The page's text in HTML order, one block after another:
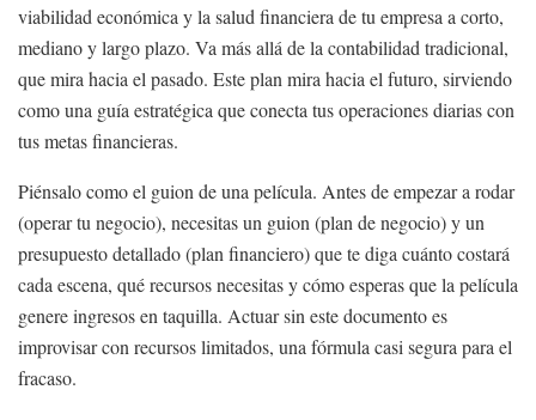
viabilidad económica y la salud financiera de tu empresa a corto,
mediano y largo plazo. Va más allá de la contabilidad tradicional,
que mira hacia el pasado. Este plan mira hacia el futuro, sirviendo
como una guía estratégica que conecta tus operaciones diarias con
tus metas financieras.
Piénsalo como el guion de una película. Antes de empezar a rodar
(operar tu negocio), necesitas un guion (plan de negocio) y un
presupuesto detallado (plan financiero) que te diga cuánto costará
cada escena, qué recursos necesitas y cómo esperas que la película
genere ingresos en taquilla. Actuar sin este documento es
improvisar con recursos limitados, una fórmula casi segura para el
fracaso.